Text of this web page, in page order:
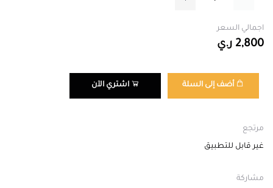
اجمالي السعر
2,800 ر.ي
أضف إلى السلة اشتري الآن
مرتجع
غير قابل للتطبيق
مشاركة